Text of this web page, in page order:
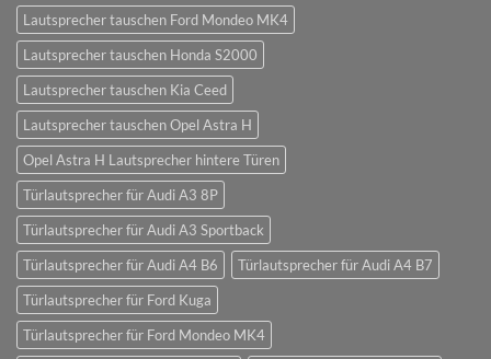
Lautsprecher tauschen Ford Mondeo MK4
Lautsprecher tauschen Honda S2000
Lautsprecher tauschen Kia Ceed
Lautsprecher tauschen Opel Astra H
Opel Astra H Lautsprecher hintere Türen
Türlautsprecher für Audi A3 8P
Türlautsprecher für Audi A3 Sportback
Türlautsprecher für Audi A4 B6
Türlautsprecher für Audi A4 B7
Türlautsprecher für Ford Kuga
Türlautsprecher für Ford Mondeo MK4